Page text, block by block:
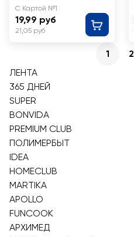
С Картой №1
19,99 руб
21,05 руб
1 2
ЛЕНТА
365 ДНЕЙ
SUPER
BONVIDA
PREMIUM CLUB
ПОЛИМЕРБЫТ
IDEA
HOMECLUB
MARTIKA
APOLLO
FUNCOOK
АРХИМЕД